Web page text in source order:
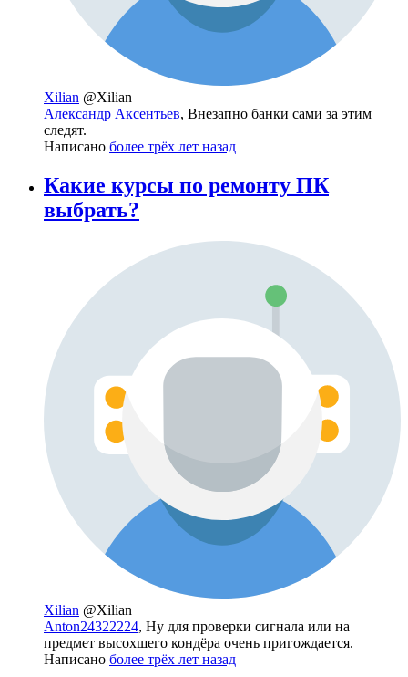
Xilian @Xilian
Александр Аксентьев, Внезапно банки сами за этим
следят.
Написано более трёх лет назад
Какие курсы по ремонту ПК
выбрать?
Xilian @Xilian
Anton24322224, Ну для проверки сигнала или на
предмет высохшего кондёра очень пригождается.
Написано более трёх лет назад